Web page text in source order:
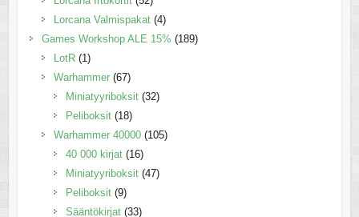
Lorcana Valmispakat (4)
Games Workshop ALE 15% (189)
LotR (1)
Warhammer (67)
Miniatyyriboksit (32)
Peliboksit (18)
Warhammer 40000 (105)
40 000 kirjat (16)
Miniatyyriboksit (47)
Peliboksit (9)
Sääntökirjat (33)